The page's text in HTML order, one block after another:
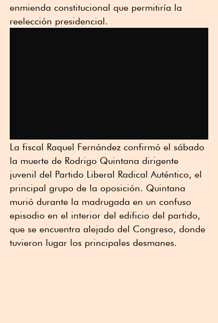
enmienda constitucional que permitiría la
reelección presidencial.
La fiscal Raquel Fernández confirmó el sábado
la muerte de Rodrigo Quintana dirigente
juvenil del Partido Liberal Radical Auténtico, el
principal grupo de la oposición. Quintana
murió durante la madrugada en un confuso
episodio en el interior del edificio del partido,
que se encuentra alejado del Congreso, donde
tuvieron lugar los principales desmanes.